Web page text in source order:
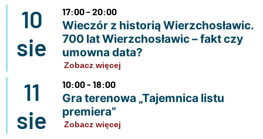
10
sie
17:00 - 20:00
Wieczór z historią Wierzchosławic.
700 lat Wierzchosławic – fakt czy
umowna data?
Zobacz więcej
11
sie
10:00 - 18:00
Gra terenowa „Tajemnica listu
premiera”
Zobacz więcej